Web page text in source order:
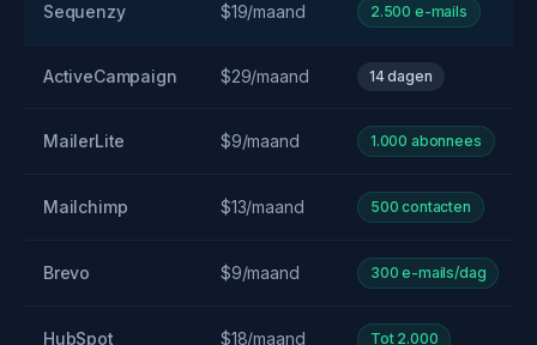
Sequenzy $19/maand 2.500 e-mails
ActiveCampaign $29/maand 14 dagen
MailerLite $9/maand 1.000 abonnees
Mailchimp $13/maand 500 contacten
Brevo $9/maand 300 e-mails/dag
HubSpot $18/maand Tot 2.000